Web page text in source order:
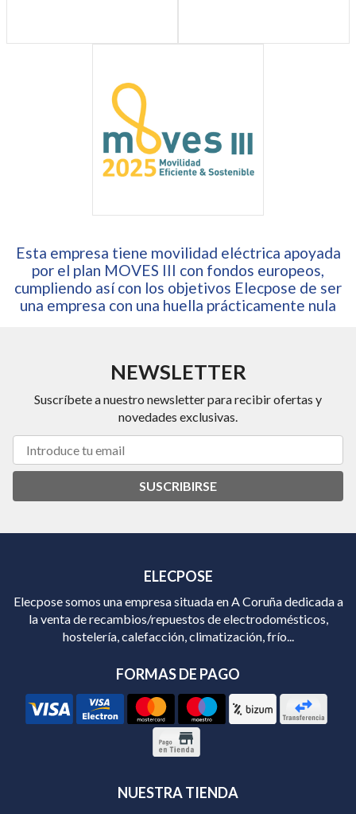
Esta empresa tiene movilidad eléctrica apoyada
por el plan MOVES III con fondos europeos,
cumpliendo así con los objetivos Elecpose de ser
una empresa con una huella prácticamente nula
NEWSLETTER
Suscríbete a nuestro newsletter para recibir ofertas y
novedades exclusivas.
SUSCRIBIRSE
ELECPOSE
Elecpose somos una empresa situada en A Coruña dedicada a
la venta de recambios/repuestos de electrodomésticos,
hostelería, calefacción, climatización, frío...
FORMAS DE PAGO
NUESTRA TIENDA